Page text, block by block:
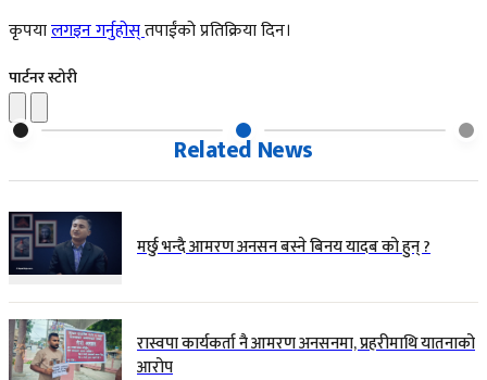
कृपयालगइन गर्नुहोस्तपाईंको प्रतिक्रिया दिन।
पार्टनर स्टोरी
Related News
मर्छु भन्दै आमरण अनसन बस्ने बिनय यादब को हुन् ?
रास्वपा कार्यकर्ता नै आमरण अनसनमा, प्रहरीमाथि यातनाको
आरोप